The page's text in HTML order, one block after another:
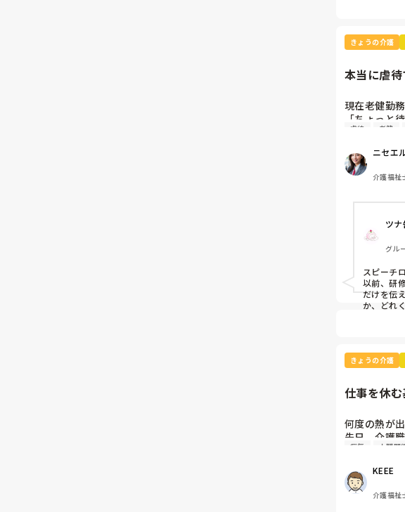
きょうの介護
本当に虐待
現在老健勤
「ちょっと
て言葉、よ
になりました
つまり虐待
そんなに悪
のですがい
虐待 老健
ニセエ
介護福祉
ツナ
グル
スピーチ
以前、研
だけを伝
か、どれ
例えば、
忙しくて
きょうの介護
仕事を休
何度の熱が
先日、介護
2人が「
なら休みま
皆さんの意
病気 人間関
KEEE
介護福祉